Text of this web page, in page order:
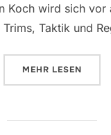
Koch wird sich vor
Trims, Taktik und
MEHR ÜBER
LESEN